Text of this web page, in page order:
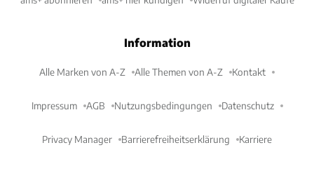
Information
Alle Marken von A-Z Alle Themen von A-Z Kontakt
Impressum AGB Nutzungsbedingungen Datenschutz
Privacy Manager Barrierefreiheitserklärung Karriere